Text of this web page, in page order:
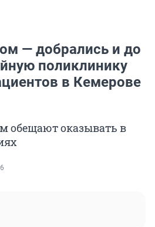
— добрались и до
поликлинику
в Кемерове
обещают оказывать в